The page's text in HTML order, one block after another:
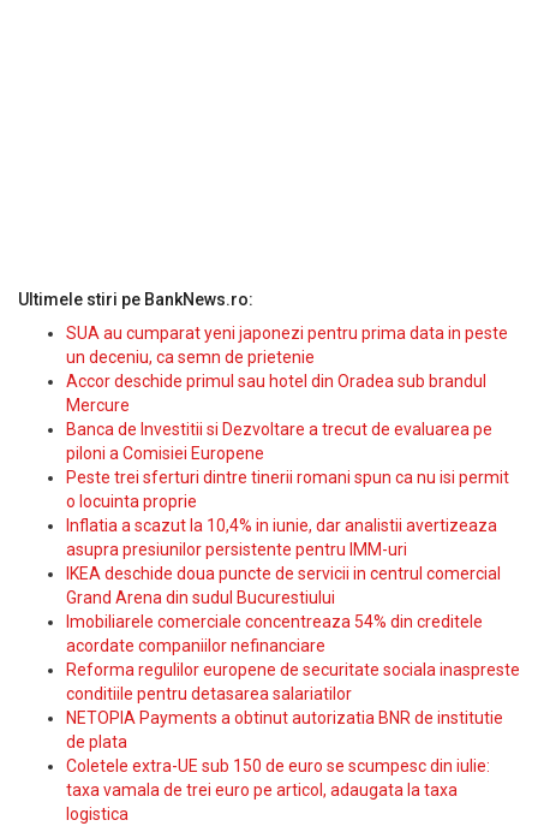
Ultimele stiri pe BankNews.ro:
SUA au cumparat yeni japonezi pentru prima data in peste
un deceniu, ca semn de prietenie
Accor deschide primul sau hotel din Oradea sub brandul
Mercure
Banca de Investitii si Dezvoltare a trecut de evaluarea pe
piloni a Comisiei Europene
Peste trei sferturi dintre tinerii romani spun ca nu isi permit
o locuinta proprie
Inflatia a scazut la 10,4% in iunie, dar analistii avertizeaza
asupra presiunilor persistente pentru IMM-uri
IKEA deschide doua puncte de servicii in centrul comercial
Grand Arena din sudul Bucurestiului
Imobiliarele comerciale concentreaza 54% din creditele
acordate companiilor nefinanciare
Reforma regulilor europene de securitate sociala inaspreste
conditiile pentru detasarea salariatilor
NETOPIA Payments a obtinut autorizatia BNR de institutie
de plata
Coletele extra-UE sub 150 de euro se scumpesc din iulie:
taxa vamala de trei euro pe articol, adaugata la taxa
logistica